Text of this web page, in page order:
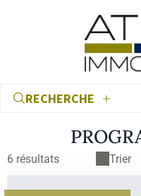
RECHERCHE
6 résultats Trier